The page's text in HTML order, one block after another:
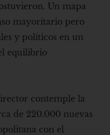
Un mapa
mayoritario pero
y políticos en un
equilibrio
contemple la
de 220.000 nuevas
con el